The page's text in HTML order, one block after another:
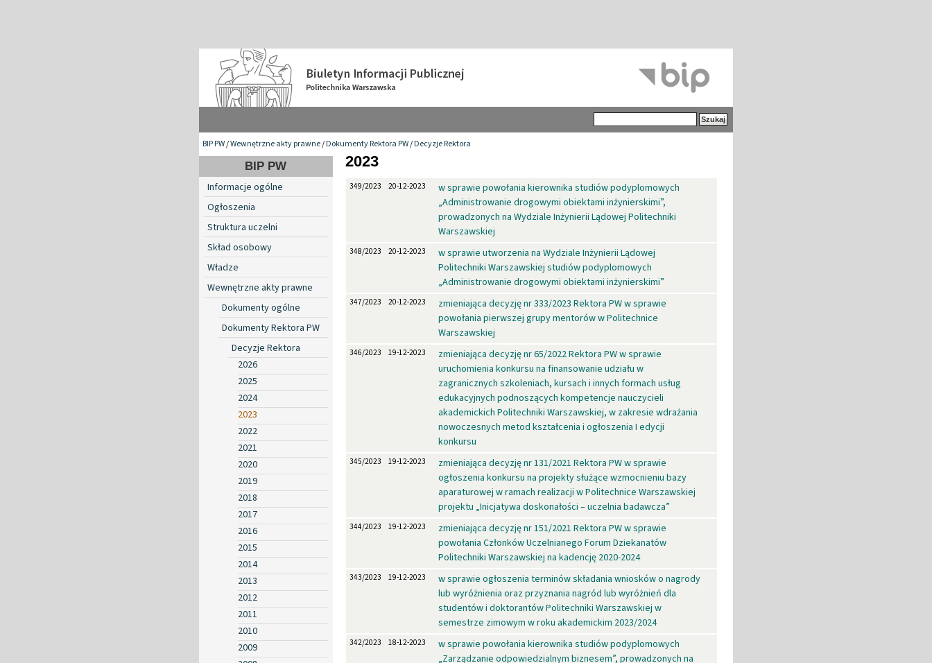
BIP PW/Wewnętrzne akty prawne/Dokumenty Rektora PW/Decyzje Rektora
BIP PW
Informacje ogólne
Ogłoszenia
Struktura uczelni
Skład osobowy
Władze
Wewnętrzne akty prawne
Dokumenty ogólne
Dokumenty Rektora PW
Decyzje Rektora
2026
2025
2024
2023
2022
2021
2020
2019
2018
2017
2016
2015
2014
2013
2012
2011
2010
2009
2023
349/2023 20-12-2023
w sprawie powołania kierownika studiów podyplomowych
„Administrowanie drogowymi obiektami inżynierskimi”,
prowadzonych na Wydziale Inżynierii Lądowej Politechniki
Warszawskiej
348/2023 20-12-2023
w sprawie utworzenia na Wydziale Inżynierii Lądowej
Politechniki Warszawskiej studiów podyplomowych
„Administrowanie drogowymi obiektami inżynierskimi”
347/2023 20-12-2023
zmieniająca decyzję nr 333/2023 Rektora PW w sprawie
powołania pierwszej grupy mentorów w Politechnice
Warszawskiej
346/2023 19-12-2023
zmieniająca decyzję nr 65/2022 Rektora PW w sprawie
uruchomienia konkursu na finansowanie udziału w
zagranicznych szkoleniach, kursach i innych formach usług
edukacyjnych podnoszących kompetencje nauczycieli
akademickich Politechniki Warszawskiej, w zakresie wdrażania
nowoczesnych metod kształcenia i ogłoszenia I edycji
konkursu
345/2023 19-12-2023
zmieniająca decyzję nr 131/2021 Rektora PW w sprawie
ogłoszenia konkursu na projekty służące wzmocnieniu bazy
aparaturowej w ramach realizacji w Politechnice Warszawskiej
projektu „Inicjatywa doskonałości – uczelnia badawcza”
344/2023 19-12-2023
zmieniająca decyzję nr 151/2021 Rektora PW w sprawie
powołania Członków Uczelnianego Forum Dziekanatów
Politechniki Warszawskiej na kadencję 2020-2024
343/2023 19-12-2023
w sprawie ogłoszenia terminów składania wniosków o nagrody
lub wyróżnienia oraz przyznania nagród lub wyróżnień dla
studentów i doktorantów Politechniki Warszawskiej w
semestrze zimowym w roku akademickim 2023/2024
342/2023 18-12-2023
w sprawie powołania kierownika studiów podyplomowych
„Zarządzanie odpowiedzialnym biznesem”, prowadzonych na